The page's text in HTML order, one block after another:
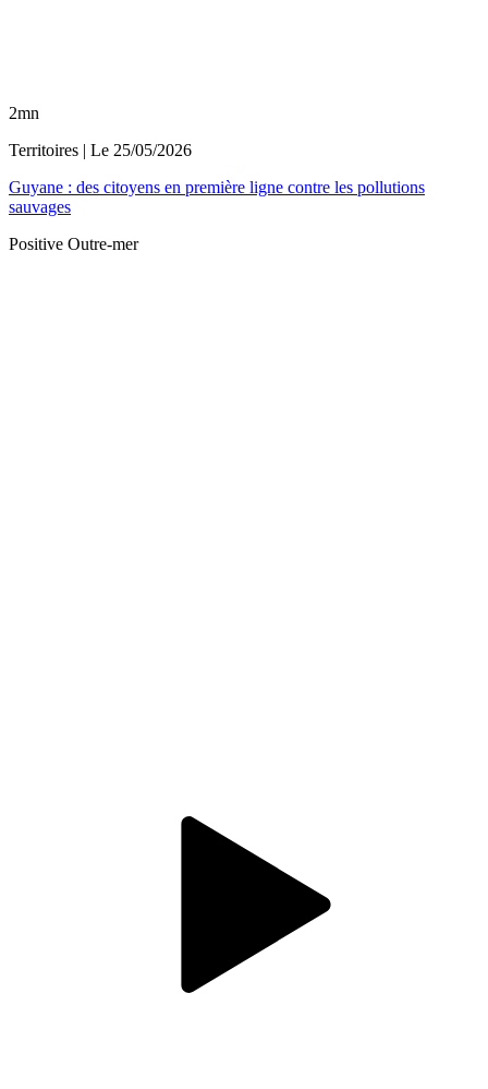
2mn
Territoires | Le 25/05/2026
Guyane : des citoyens en première ligne contre les pollutions
sauvages
Positive Outre-mer